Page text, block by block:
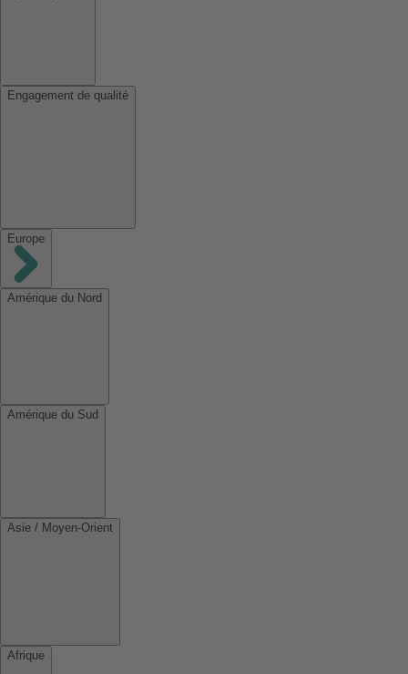
Engagement de qualité
Europe
Amérique du Nord
Amérique du Sud
Asie / Moyen-Orient
Afrique